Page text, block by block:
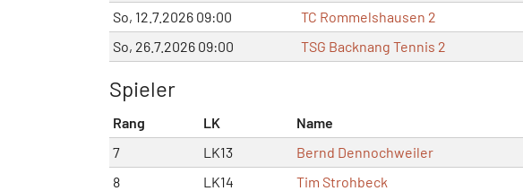
So, 12.7.2026 09:00
TC Rommelshausen 2
So, 26.7.2026 09:00
TSG Backnang Tennis 2
Spieler
Rang LK Name
7
LK13 Bernd Dennochweiler
8
LK14 Tim Strohbeck